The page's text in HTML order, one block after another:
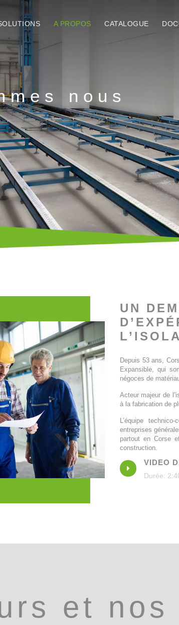
A PROPOS CATALOGUE
nous
UN
Depuis 53 ans,
Expansible, qui
négoces de
Acteur majeur de
à la fabrication de
L’équipe
entreprises
partout en Corse
construction.
E
VIDEO
Durée:
et